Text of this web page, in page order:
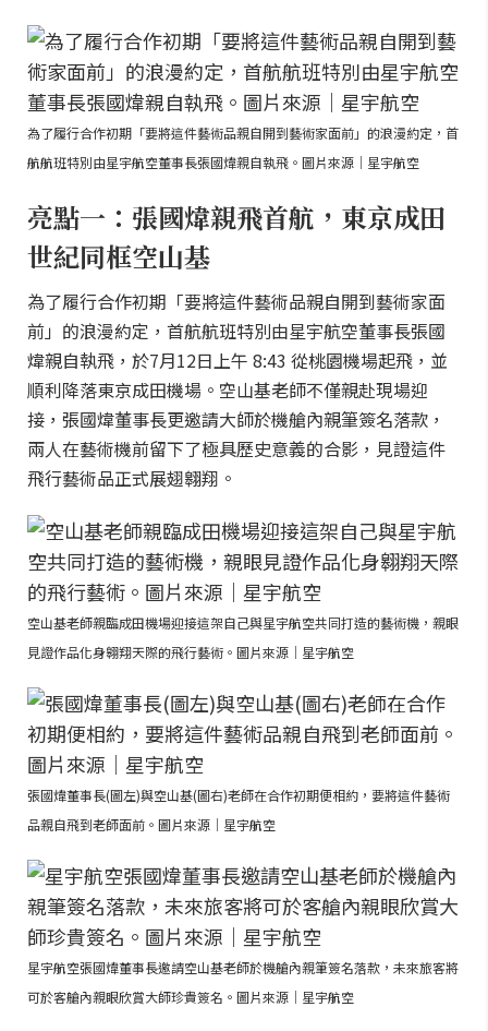
為了履行合作初期「要將這件藝術品親自開到藝術家面前」的浪漫約定，首
航航班特別由星宇航空董事長張國煒親自執飛。圖片來源｜星宇航空
亮點一：張國煒親飛首航，東京成田
世紀同框空山基
為了履行合作初期「要將這件藝術品親自開到藝術家面
前」的浪漫約定，首航航班特別由星宇航空董事長張國
煒親自執飛，於7月12日上午 8:43 從桃園機場起飛，並
順利降落東京成田機場。空山基老師不僅親赴現場迎
接，張國煒董事長更邀請大師於機艙內親筆簽名落款，
兩人在藝術機前留下了極具歷史意義的合影，見證這件
飛行藝術品正式展翅翱翔。
空山基老師親臨成田機場迎接這架自己與星宇航空共同打造的藝術機，親眼
見證作品化身翱翔天際的飛行藝術。圖片來源｜星宇航空
張國煒董事長(圖左)與空山基(圖右)老師在合作初期便相約，要將這件藝術
品親自飛到老師面前。圖片來源｜星宇航空
星宇航空張國煒董事長邀請空山基老師於機艙內親筆簽名落款，未來旅客將
可於客艙內親眼欣賞大師珍貴簽名。圖片來源｜星宇航空